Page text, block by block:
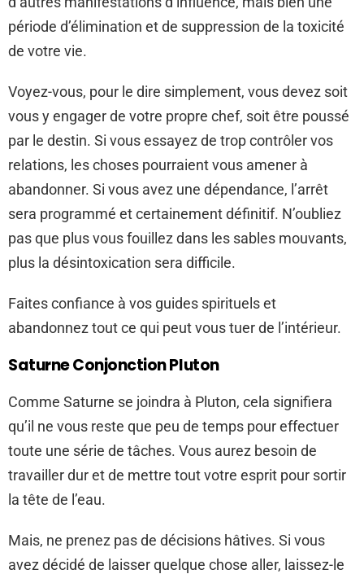
période d’élimination et de suppression de la toxicité
de votre vie.
Voyez-vous, pour le dire simplement, vous devez soit
vous y engager de votre propre chef, soit être poussé
par le destin. Si vous essayez de trop contrôler vos
relations, les choses pourraient vous amener à
abandonner. Si vous avez une dépendance, l’arrêt
sera programmé et certainement définitif. N’oubliez
pas que plus vous fouillez dans les sables mouvants,
plus la désintoxication sera difficile.
Faites confiance à vos guides spirituels et
abandonnez tout ce qui peut vous tuer de l’intérieur.
Saturne Conjonction Pluton
Comme Saturne se joindra à Pluton, cela signifiera
qu’il ne vous reste que peu de temps pour effectuer
toute une série de tâches. Vous aurez besoin de
travailler dur et de mettre tout votre esprit pour sortir
la tête de l’eau.
Mais, ne prenez pas de décisions hâtives. Si vous
avez décidé de laisser quelque chose aller, laissez-le